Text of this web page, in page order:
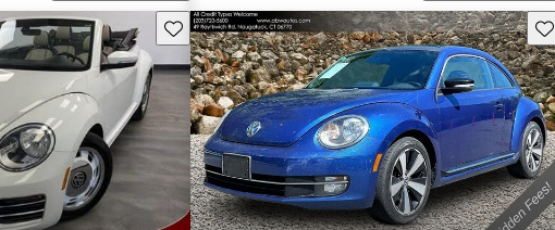
Guarda este Aviso